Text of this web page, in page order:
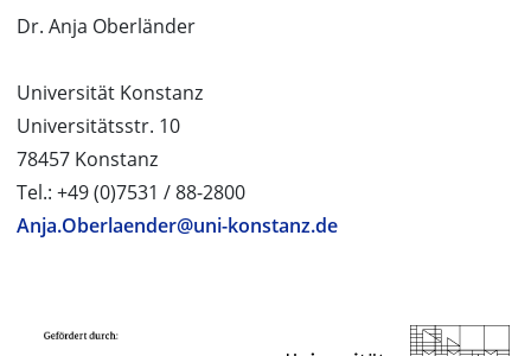
Dr. Anja Oberländer
Universität Konstanz
Universitätsstr. 10
78457 Konstanz
Tel.: +49 (0)7531 / 88-2800
Anja.Oberlaender@uni-konstanz.de